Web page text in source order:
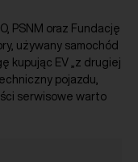
PSNM oraz Fundację
używany samochód
kupując EV „z drugiej
pojazdu,
serwisowe warto